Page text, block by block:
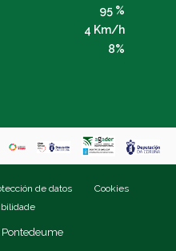
95 %
4 Km/h
8%
de datos
Cookies